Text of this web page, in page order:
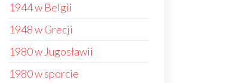
1944 w Belgii
1948 w Grecji
1980 w Jugosławii
1980 w sporcie